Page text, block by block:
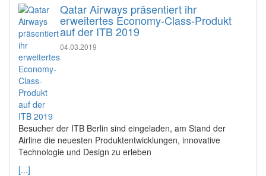
Qatar Airways präsentiert ihr
erweitertes Economy-Class-Produkt
auf der ITB 2019
04.03.2019
Besucher der ITB Berlin sind eingeladen, am Stand der
Airline die neuesten Produktentwicklungen, innovative
Technologie und Design zu erleben
[...]